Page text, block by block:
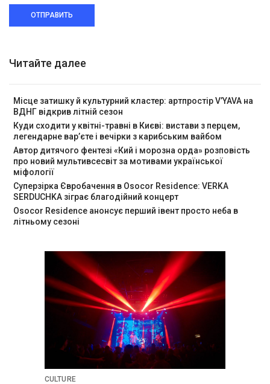
ОТПРАВИТЬ
Читайте далее
Місце затишку й культурний кластер: артпростір V’YAVA на
ВДНГ відкрив літній сезон
Куди сходити у квітні-травні в Києві: вистави з перцем,
легендарне вар’єте і вечірки з карибським вайбом
Автор дитячого фентезі «Кий і морозна орда» розповість
про новий мультивсесвіт за мотивами української
міфології
Суперзірка Євробачення в Osocor Residence: VERKA
SERDUCHKA зіграє благодійний концерт
Osocor Residence анонсує перший івент просто неба в
літньому сезоні
CULTURE